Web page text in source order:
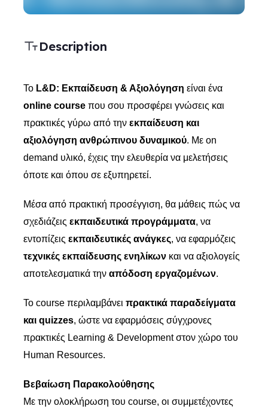
Description
Το L&D: Εκπαίδευση & Αξιολόγηση είναι ένα
online courseπου σου προσφέρει γνώσεις και
πρακτικές γύρω από την εκπαίδευση και
αξιολόγηση ανθρώπινου δυναμικού. Με on
demand υλικό, έχεις την ελευθερία να μελετήσεις
όποτε και όπου σε εξυπηρετεί.
Μέσα από πρακτική προσέγγιση, θα μάθεις πώς να
σχεδιάζεις εκπαιδευτικά προγράμματα, να
εντοπίζεις εκπαιδευτικές ανάγκες, να εφαρμόζεις
τεχνικές εκπαίδευσης ενηλίκωνκαι να αξιολογείς
αποτελεσματικά την απόδοση εργαζομένων.
Το course περιλαμβάνει πρακτικά παραδείγματα
και quizzes, ώστε να εφαρμόσεις σύγχρονες
πρακτικές Learning & Development στον χώρο του
Human Resources.
Βεβαίωση Παρακολούθησης
Με την ολοκλήρωση του course, οι συμμετέχοντες